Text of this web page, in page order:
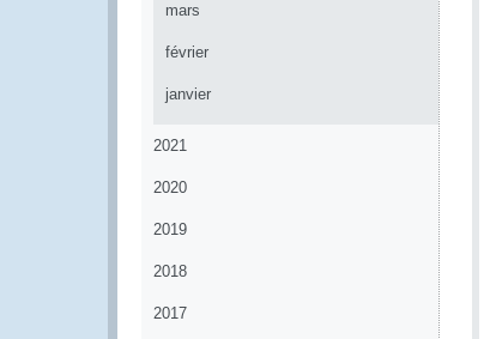
mars
février
janvier
2021
2020
2019
2018
2017